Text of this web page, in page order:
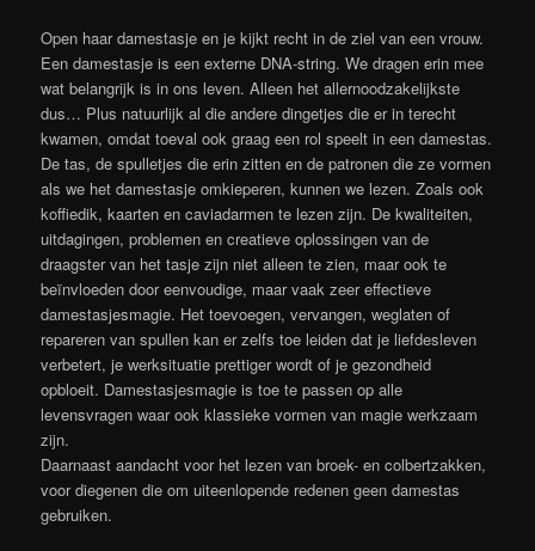
Open haar damestasje en je kijkt recht in de ziel van een vrouw.
Een damestasje is een externe DNA-string. We dragen erin mee
wat belangrijk is in ons leven. Alleen het allernoodzakelijkste
dus… Plus natuurlijk al die andere dingetjes die er in terecht
kwamen, omdat toeval ook graag een rol speelt in een damestas.
De tas, de spulletjes die erin zitten en de patronen die ze vormen
als we het damestasje omkieperen, kunnen we lezen. Zoals ook
koffiedik, kaarten en caviadarmen te lezen zijn. De kwaliteiten,
uitdagingen, problemen en creatieve oplossingen van de
draagster van het tasje zijn niet alleen te zien, maar ook te
beïnvloeden door eenvoudige, maar vaak zeer effectieve
damestasjesmagie. Het toevoegen, vervangen, weglaten of
repareren van spullen kan er zelfs toe leiden dat je liefdesleven
verbetert, je werksituatie prettiger wordt of je gezondheid
opbloeit. Damestasjesmagie is toe te passen op alle
levensvragen waar ook klassieke vormen van magie werkzaam
zijn.
Daarnaast aandacht voor het lezen van broek- en colbertzakken,
voor diegenen die om uiteenlopende redenen geen damestas
gebruiken.